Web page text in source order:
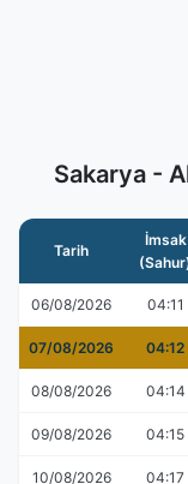
Sakarya -
Tarih
İmsak
06/08/2026 04:11
07/08/2026 04:12
08/08/2026 04:14
09/08/2026 04:15
10/08/2026 04:17